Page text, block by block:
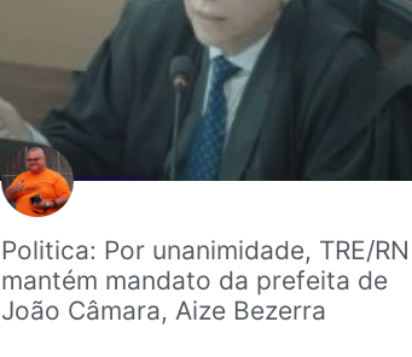
Politica: Por unanimidade, TRE/RN
mantém mandato da prefeita de
João Câmara, Aize Bezerra